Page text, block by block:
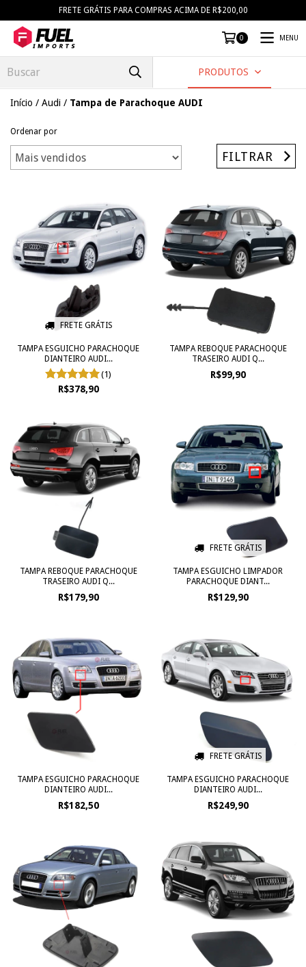
FRETE GRÁTIS PARA COMPRAS ACIMA DE R$200,00
0 MENU
PRODUTOS
Início / Audi / Tampa de Parachoque AUDI
Ordenar por
FILTRAR
FRETE GRÁTIS
TAMPA ESGUICHO PARACHOQUE
DIANTEIRO AUDI...
(1)
R$378,90
TAMPA REBOQUE PARACHOQUE
TRASEIRO AUDI Q...
R$99,90
TAMPA REBOQUE PARACHOQUE
TRASEIRO AUDI Q...
R$179,90
FRETE GRÁTIS
TAMPA ESGUICHO LIMPADOR
PARACHOQUE DIANT...
R$129,90
TAMPA ESGUICHO PARACHOQUE
DIANTEIRO AUDI...
R$182,50
FRETE GRÁTIS
TAMPA ESGUICHO PARACHOQUE
DIANTEIRO AUDI...
R$249,90